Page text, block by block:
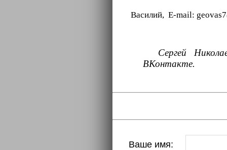
Василий, E-mail:
Сергей
ВКонтакте.
Ваше имя: